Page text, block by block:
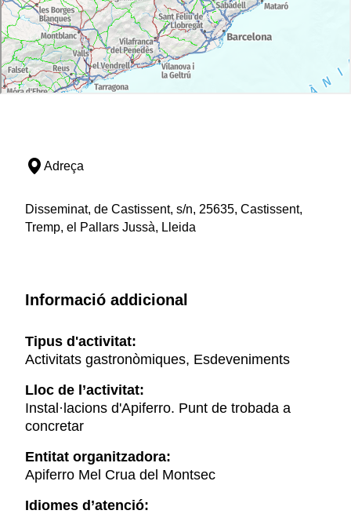
Adreça
Disseminat, de Castissent, s/n, 25635, Castissent,
Tremp, el Pallars Jussà, Lleida
Informació addicional
Tipus d'activitat:
Activitats gastronòmiques, Esdeveniments
Lloc de l’activitat:
Instal·lacions d'Apiferro. Punt de trobada a
concretar
Entitat organitzadora:
Apiferro Mel Crua del Montsec
Idiomes d’atenció: